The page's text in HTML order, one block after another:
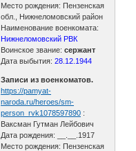
Место рождения: Пензенская
обл., Нижнеломовский район
Наименование военкомата:
Нижнеломовский РВК
Воинское звание:сержант
Дата выбытия:28.12.1944
Записи из военкоматов.
https://pamyat-
naroda.ru/heroes/sm-
person_rvk1078597890 :
Ваксман Гутман Лейбович
Дата рождения: __.__.1917
Место рождения: Пензенская